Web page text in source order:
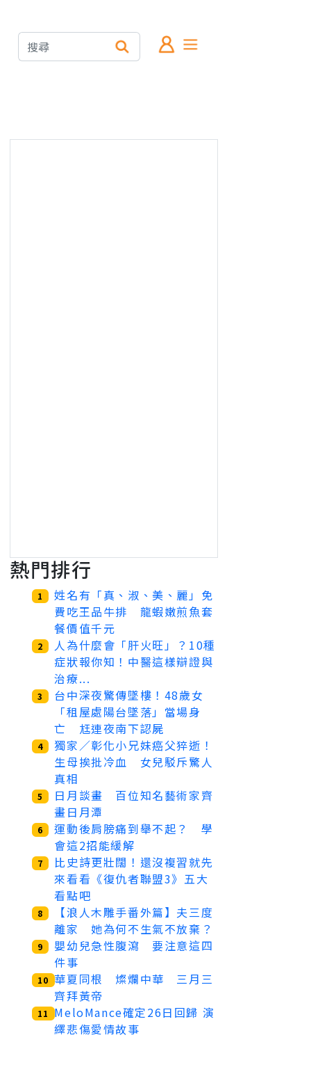
熱門排行
1
姓名有「真、淑、美、麗」免
費吃王品牛排 龍蝦嫩煎魚套
餐價值千元
2
人為什麼會「肝火旺」？10種
症狀報你知！中醫這樣辯證與
治療...
3
台中深夜驚傳墜樓！48歲女
「租屋處陽台墜落」當場身
亡 尪連夜南下認屍
4
獨家／彰化小兄妹癌父猝逝！
生母挨批冷血 女兒駁斥驚人
真相
5
日月談畫 百位知名藝術家齊
畫日月潭
6
運動後肩膀痛到舉不起？ 學
會這2招能緩解
7
比史詩更壯闊！還沒複習就先
來看看《復仇者聯盟3》五大
看點吧
8
【浪人木雕手番外篇】夫三度
離家 她為何不生氣不放棄？
9
嬰幼兒急性腹瀉 要注意這四
件事
10 華夏同根 燦爛中華 三月三
齊拜黃帝
11
MeloMance確定26日回歸 演
繹悲傷愛情故事